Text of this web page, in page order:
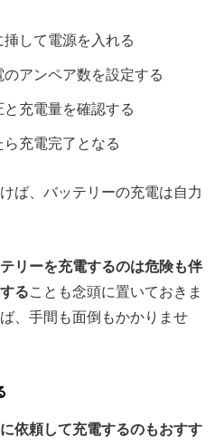
して電源を入れる
アンペア数を設定する
充電量を確認する
充電完了となる
ば、バッテリーの充電は自力
リーを充電するのは危険も伴
ることも念頭に置いておきま
、手間も面倒もかかりませ
依頼して充電するのもおすす